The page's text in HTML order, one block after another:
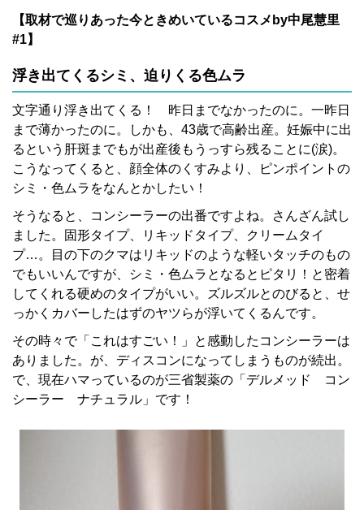
【取材で巡りあった今ときめいているコスメby中尾慧里
#1】
浮き出てくるシミ、迫りくる色ムラ
文字通り浮き出てくる！ 昨日までなかったのに。一昨日
まで薄かったのに。しかも、43歳で高齢出産。妊娠中に出
るという肝斑までもが出産後もうっすら残ることに(涙)。
こうなってくると、顔全体のくすみより、ピンポイントの
シミ・色ムラをなんとかしたい！
そうなると、コンシーラーの出番ですよね。さんざん試し
ました。固形タイプ、リキッドタイプ、クリームタイ
プ…。目の下のクマはリキッドのような軽いタッチのもの
でもいいんですが、シミ・色ムラとなるとピタリ！と密着
してくれる硬めのタイプがいい。ズルズルとのびると、せ
っかくカバーしたはずのヤツらが浮いてくるんです。
その時々で「これはすごい！」と感動したコンシーラーは
ありました。が、ディスコンになってしまうものが続出。
で、現在ハマっているのが三省製薬の「デルメッド コン
シーラー ナチュラル」です！